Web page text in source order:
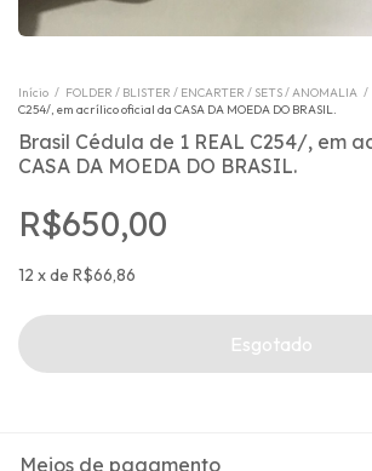
Início / FOLDER / BLISTER / ENCARTER / SETS / ANOMALIA /
C254/, em acrílico oficial da CASA DA MOEDA DO BRASIL.
Brasil Cédula de 1 REAL C254/, em
CASA DA MOEDA DO BRASIL.
R$650,00
12 xde R$66,86
Meios de pagamento